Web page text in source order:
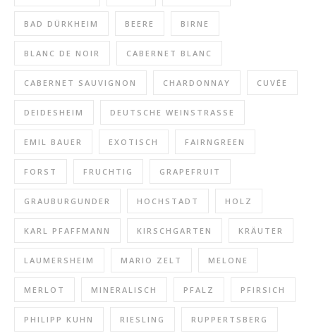
BAD DÜRKHEIM BEERE BIRNE
BLANC DE NOIR CABERNET BLANC
CABERNET SAUVIGNON CHARDONNAY CUVÉE
DEIDESHEIM DEUTSCHE WEINSTRASSE
EMIL BAUER EXOTISCH FAIRNGREEN
FORST FRUCHTIG GRAPEFRUIT
GRAUBURGUNDER HOCHSTADT HOLZ
KARL PFAFFMANN KIRSCHGARTEN KRÄUTER
LAUMERSHEIM MARIO ZELT MELONE
MERLOT MINERALISCH PFALZ PFIRSICH
PHILIPP KUHN RIESLING RUPPERTSBERG